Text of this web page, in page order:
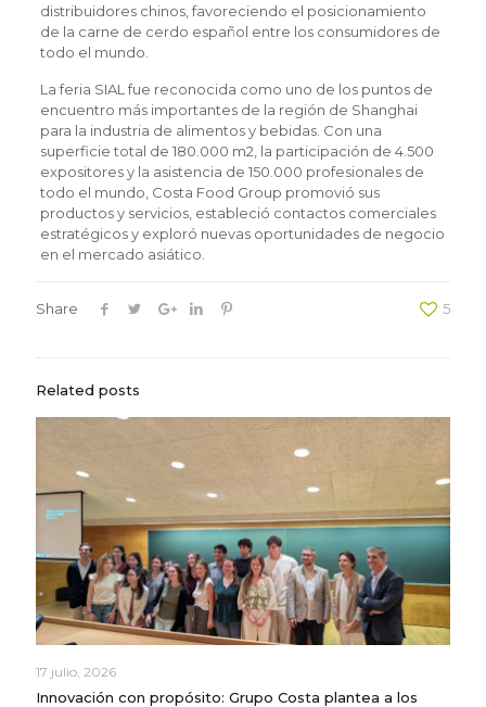
distribuidores chinos, favoreciendo el posicionamiento
de la carne de cerdo español entre los consumidores de
todo el mundo.
La feria SIAL fue reconocida como uno de los puntos de
encuentro más importantes de la región de Shanghai
para la industria de alimentos y bebidas. Con una
superficie total de 180.000 m2, la participación de 4.500
expositores y la asistencia de 150.000 profesionales de
todo el mundo, Costa Food Group promovió sus
productos y servicios, estableció contactos comerciales
estratégicos y exploró nuevas oportunidades de negocio
en el mercado asiático.
Share 5
Related posts
17 julio, 2026
Innovación con propósito: Grupo Costa plantea a los